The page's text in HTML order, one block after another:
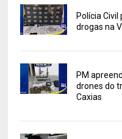
Polícia
drogas na
PM
drones do
Caxias